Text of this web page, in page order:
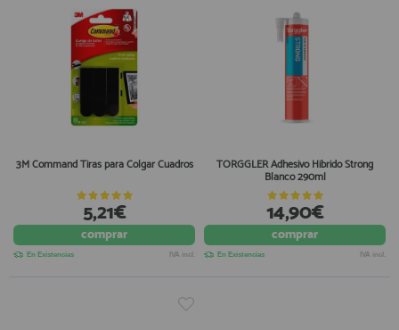
3M Command Tiras para Colgar Cuadros
5,21€
comprar
En Existencias IVA incl.
TORGGLER Adhesivo Hibrido Strong
Blanco 290ml
14,90€
comprar
En Existencias IVA incl.